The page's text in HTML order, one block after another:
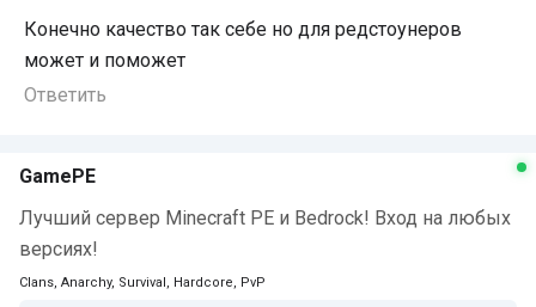
Конечно качество так себе но для редстоунеров
может и поможет
Ответить
GamePE
Лучший сервер Minecraft PE и Bedrock! Вход на любых
версиях!
Clans, Anarchy, Survival, Hardcore, PvP